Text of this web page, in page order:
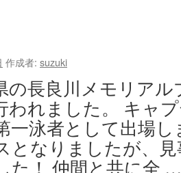
作成者: suzuki
の長良川メモリア
われました。 キャ
一泳者として出場し
となりましたが、
た！ 仲間と共に全